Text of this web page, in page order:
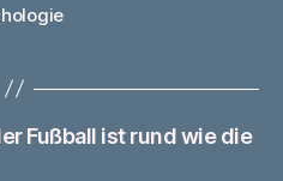
Fußball ist rund wie die